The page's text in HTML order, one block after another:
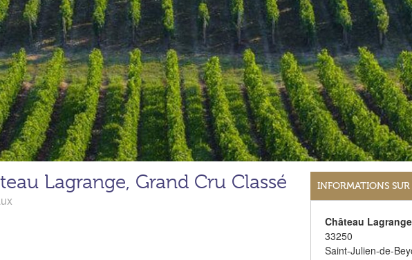
Lagrange, Grand Cru Classé INFORMATIONS
Château Lagrange
33250
Saint-Julien-de-